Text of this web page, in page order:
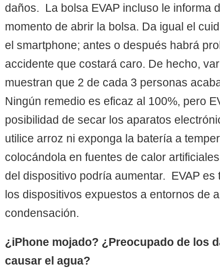
daños. La bolsa EVAP incluso le informa
momento de abrir la bolsa. Da igual el
el smartphone; antes o después habrá
accidente que costará caro. De hecho,
muestran que 2 de cada 3 personas
Ningún remedio es eficaz al 100%, pero
posibilidad de secar los aparatos
utilice arroz ni exponga la batería a
colocándola en fuentes de calor
del dispositivo podría aumentar. EVAP es
los dispositivos expuestos a entornos de
condensación.
¿iPhone mojado? ¿Preocupado de los
causar el agua?